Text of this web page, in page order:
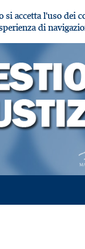
si accetta l'uso dei
di